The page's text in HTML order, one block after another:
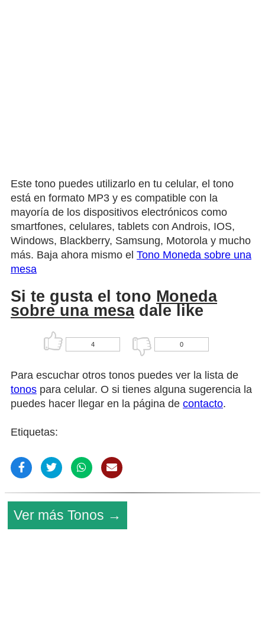
Este tono puedes utilizarlo en tu celular, el tono
está en formato MP3 y es compatible con la
mayoría de los dispositivos electrónicos como
smartfones, celulares, tablets con Androis, IOS,
Windows, Blackberry, Samsung, Motorola y mucho
más. Baja ahora mismo el Tono Moneda sobre una
mesa
Si te gusta el tono Moneda
sobre una mesadale like
4 0
Para escuchar otros tonos puedes ver la lista de
tonos para celular. O si tienes alguna sugerencia la
puedes hacer llegar en la página de contacto.
Etiquetas:
Ver más Tonos →